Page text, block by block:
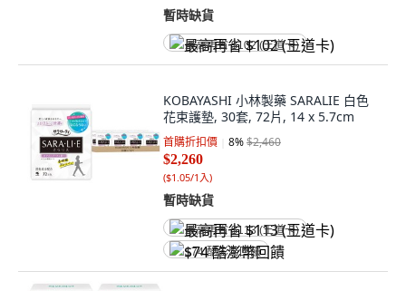
暫時缺貨
最高再省 $102 (王道卡)
KOBAYASHI 小林製藥 SARALIE 白色
花束護墊, 30套, 72片, 14 x 5.7cm
首購折扣價 8%$2,460
$2,260
($1.05/1入)
暫時缺貨
最高再省 $113 (王道卡)
$74 酷澎幣回饋